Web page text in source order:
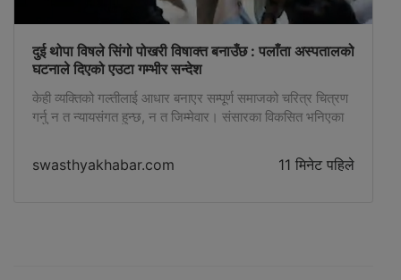
दुई थोपा विषले सिंगो पोखरी विषाक्त बनाउँछ : पलाँता अस्पतालको
घटनाले दिएको एउटा गम्भीर सन्देश
केही व्यक्तिको गल्तीलाई आधार बनाएर सम्पूर्ण समाजको चरित्र चित्रण
गर्नु न त न्यायसंगत हुन्छ, न त जिम्मेवार। संसारका विकसित भनिएका
आक्रमण हुने गरेका छन्। तर त्यस्ता घटनाका आधारमा सिंगो शहर वा
समुदायलाई असभ्य घोषणा गरिँदैन। दोषी व्यक्ति पहिचान गरिन्छ,
swasthyakhabar.com 11 मिनेट पहिले